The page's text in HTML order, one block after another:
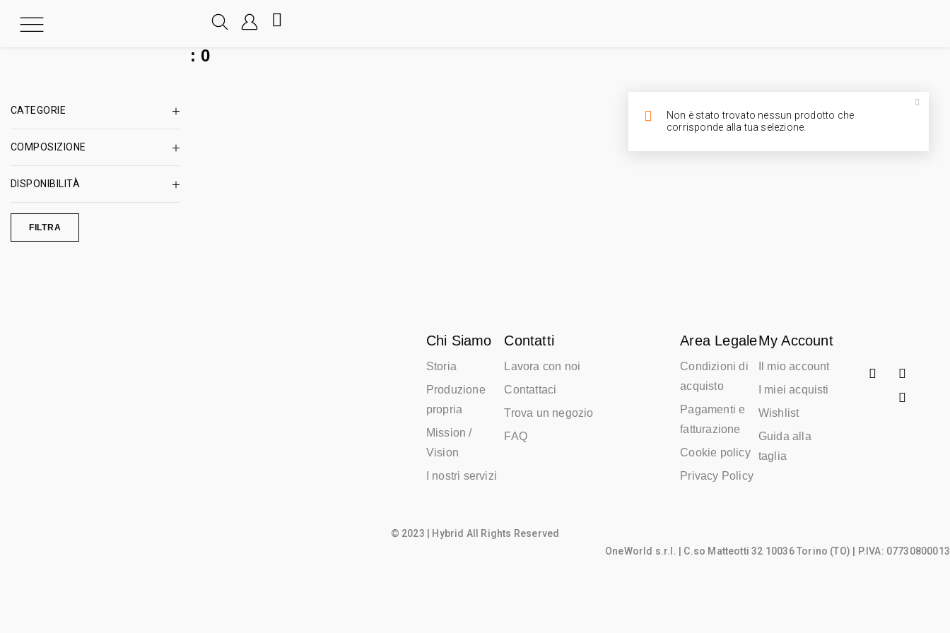
: 0
CATEGORIE
COMPOSIZIONE
DISPONIBILITÀ
FILTRA
Chi Siamo
Storia
Produzione
propria
Mission /
Vision
I nostri servizi
Contatti
Lavora con noi
Contattaci
Trova un negozio
FAQ
Area Legale
Condizioni di
acquisto
Pagamenti e
fatturazione
Cookie policy
Privacy Policy
My Account
Il mio account
I miei acquisti
Wishlist
Guida alla
taglia
© 2023 | Hybrid All Rights Reserved
OneWorld s.r.l.
| C.so Matteotti 32 10036 Torino (TO) | P.IVA: 07730800013
Non è stato trovato nessun prodotto che
corrisponde alla tua selezione.